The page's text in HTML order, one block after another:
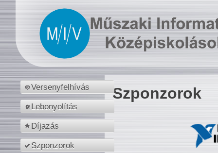
Versenyfelhívás
Lebonyolítás
Díjazás
Szponzorok
Szponzorok